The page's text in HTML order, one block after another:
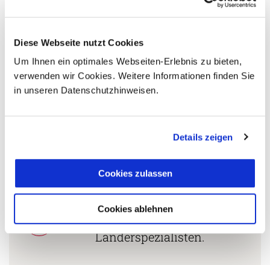
Diese Webseite nutzt Cookies
Um Ihnen ein optimales Webseiten-Erlebnis zu bieten,
verwenden wir Cookies. Weitere Informationen finden Sie
in unseren Datenschutzhinweisen.
Details zeigen
Cookies zulassen
Cookies ablehnen
s.daniels@aventoura.de
5 Gründe warum Sie mit Ihrer Buchung bei uns
Fernreisespezialist mit über
2
Persönliche Beratung durch
vielgereiste
Länderspezialisten.